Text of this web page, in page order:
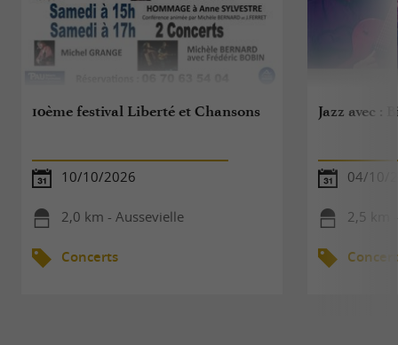
10ème festival Liberté et Chansons
10/10/2026
2,0 km - Aussevielle
Concerts
Jazz avec :
04/10/
2,5 km